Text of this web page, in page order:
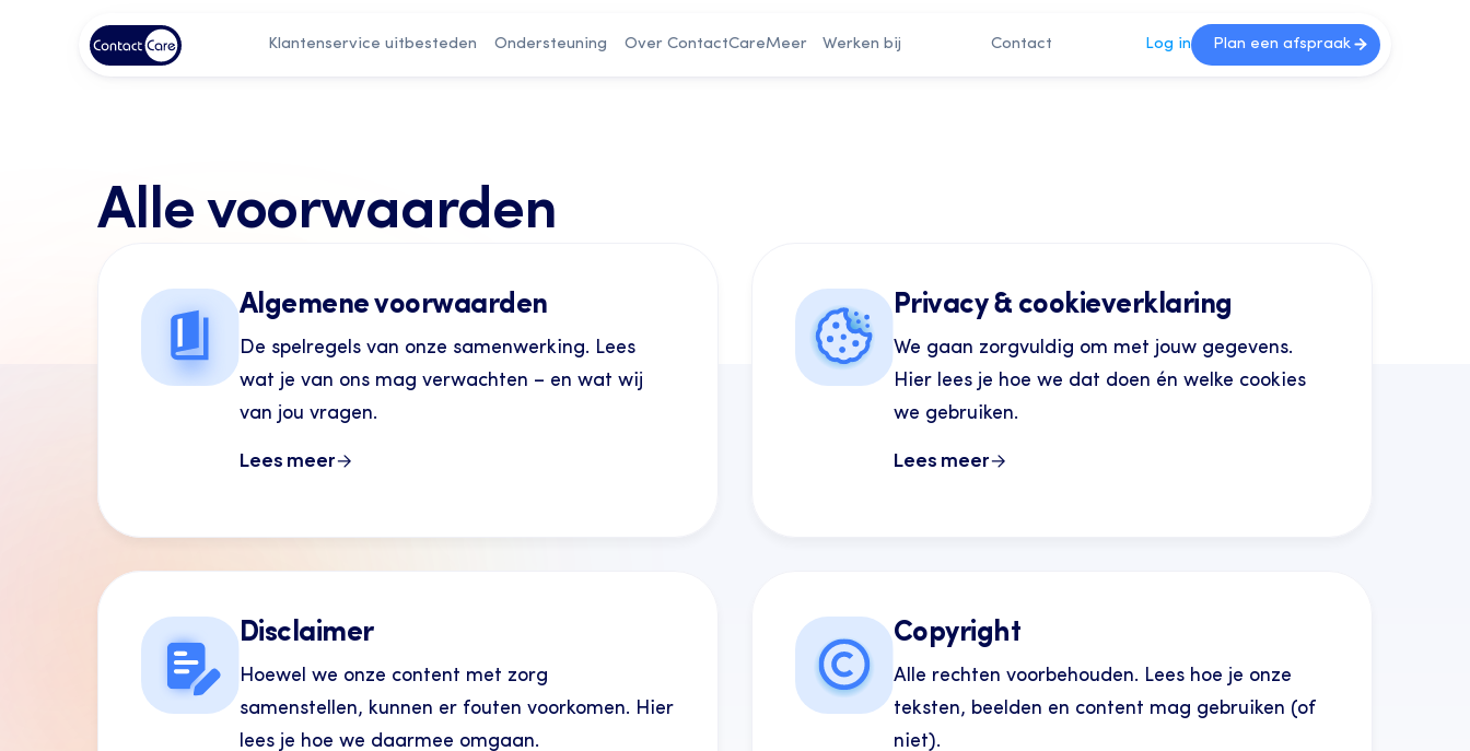
Klantenservice uitbesteden Ondersteuning Over ContactCareMeer Werken bij Contact Log in Plan een afspraak
Alle voorwaarden
Algemene voorwaarden
De spelregels van onze samenwerking. Lees
wat je van ons mag verwachten – en wat wij
van jou vragen.
Lees meer
Privacy & cookieverklaring
We gaan zorgvuldig om met jouw gegevens.
Hier lees je hoe we dat doen én welke cookies
we gebruiken.
Lees meer
Disclaimer
Hoewel we onze content met zorg
samenstellen, kunnen er fouten voorkomen. Hier
lees je hoe we daarmee omgaan.
Copyright
Alle rechten voorbehouden. Lees hoe je onze
teksten, beelden en content mag gebruiken (of
niet).